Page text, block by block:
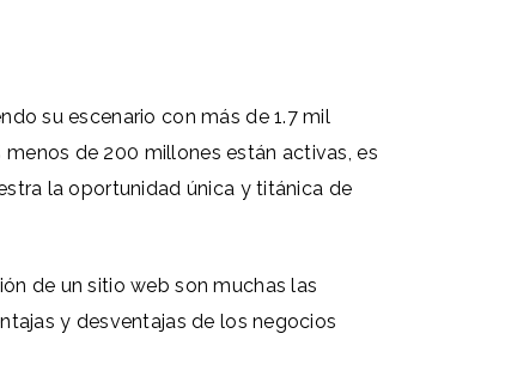
su escenario con más de 1.7 mil
menos de 200 millones están activas,es
la oportunidad única y titánica de
de un sitio web son muchas las
y desventajas de los negocios